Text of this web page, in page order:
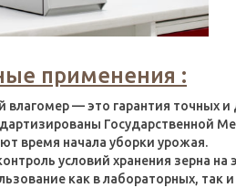
применения :
влагомер — это гарантия точных и
Государственной
время начала уборки урожая.
условий хранения зерна на
как в лабораторных, так